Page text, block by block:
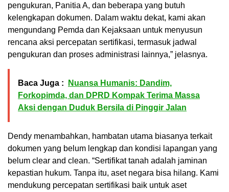
pengukuran, Panitia A, dan beberapa yang butuh
kelengkapan dokumen. Dalam waktu dekat, kami akan
mengundang Pemda dan Kejaksaan untuk menyusun
rencana aksi percepatan sertifikasi, termasuk jadwal
pengukuran dan proses administrasi lainnya,” jelasnya.
Baca Juga :
Nuansa Humanis: Dandim,
Forkopimda, dan DPRD Kompak Terima Massa
Aksi dengan Duduk Bersila di Pinggir Jalan
Dendy menambahkan, hambatan utama biasanya terkait
dokumen yang belum lengkap dan kondisi lapangan yang
belum clear and clean. “Sertifikat tanah adalah jaminan
kepastian hukum. Tanpa itu, aset negara bisa hilang. Kami
mendukung percepatan sertifikasi baik untuk aset